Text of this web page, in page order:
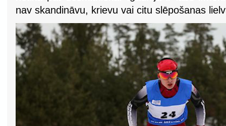
nav skandināvu, krievu vai citu slēpošanas